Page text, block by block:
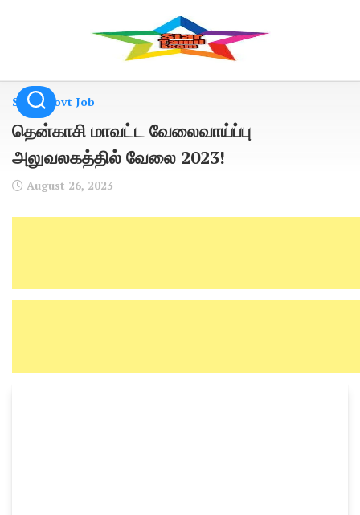
State Govt Job
தென்காசி மாவட்ட வேலைவாய்ப்பு
அலுவலகத்தில் வேலை 2023!
August 26, 2023